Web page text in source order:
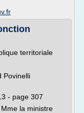
territoriale
Povinelli
- page 307
la ministre